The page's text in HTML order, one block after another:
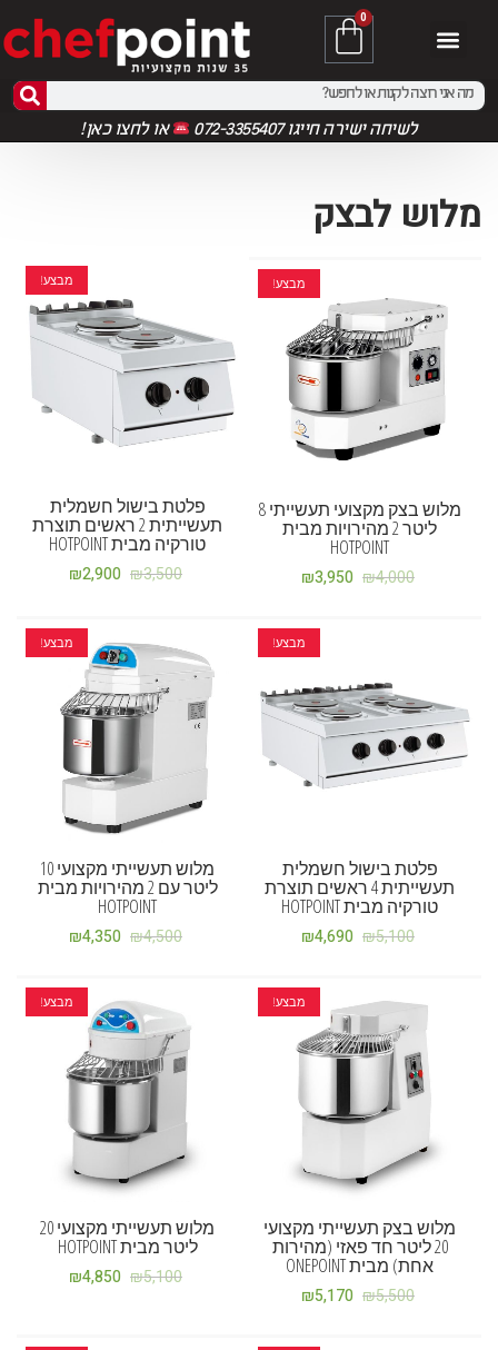
0
לשיחה ישירה חייגו 072-3355407 אולחצו כאן!
מלוש לבצק
מבצע!
פלטת בישול חשמלית
תעשייתית 2 ראשים תוצרת
טורקיה מבית HOTPOINT
₪3,500
₪2,900
מבצע!
מלוש בצק מקצועי תעשייתי 8
ליטר 2 מהירויות מבית
HOTPOINT
₪4,000
₪3,950
מבצע!
מלוש תעשייתי מקצועי 10
ליטר עם 2 מהירויות מבית
HOTPOINT
₪4,500
₪4,350
מבצע!
פלטת בישול חשמלית
תעשייתית 4 ראשים תוצרת
טורקיה מבית HOTPOINT
₪5,100
₪4,690
מבצע!
מלוש תעשייתי מקצועי 20
ליטר מבית HOTPOINT
₪5,100
₪4,850
מבצע!
מלוש בצק תעשייתי מקצועי
20 ליטר חד פאזי (מהירות
אחת) מבית ONEPOINT
₪5,500
₪5,170